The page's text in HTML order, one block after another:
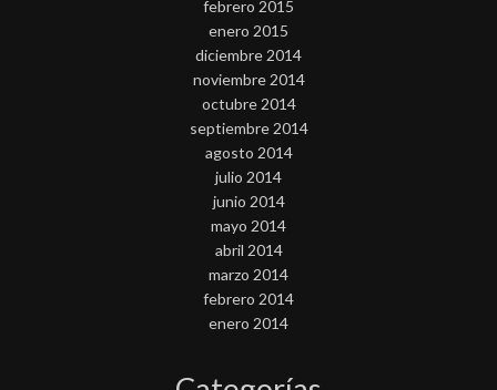
febrero 2015
enero 2015
diciembre 2014
noviembre 2014
octubre 2014
septiembre 2014
agosto 2014
julio 2014
junio 2014
mayo 2014
abril 2014
marzo 2014
febrero 2014
enero 2014